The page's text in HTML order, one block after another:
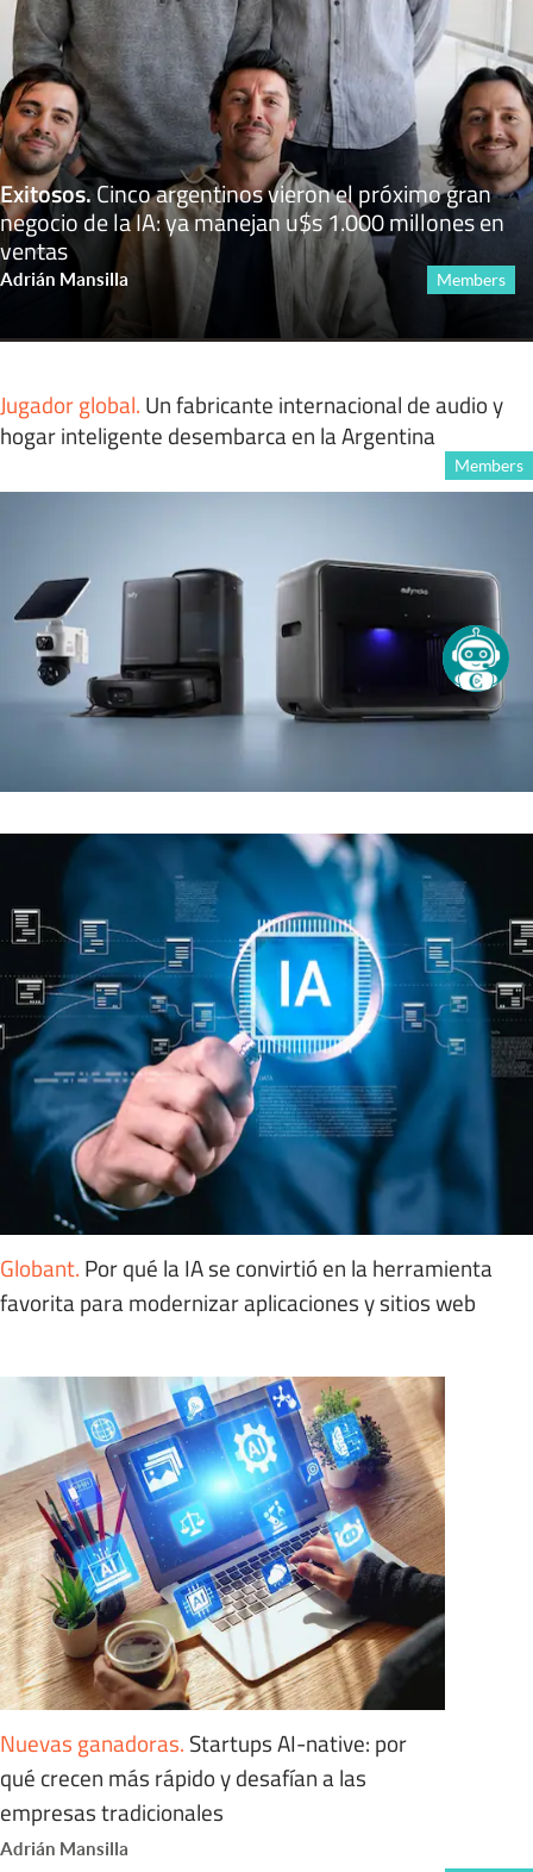
Exitosos.Cinco argentinos vieron el próximo gran
negocio de la IA: ya manejan u$s 1.000 millones en
ventas
Adrián Mansilla Members
Jugador global. Un fabricante internacional de audio y
hogar inteligente desembarca en la Argentina
Members
Globant. Por qué la IA se convirtió en la herramienta
favorita para modernizar aplicaciones y sitios web
Nuevas ganadoras. Startups AI-native: por
qué crecen más rápido y desafían a las
empresas tradicionales
Adrián Mansilla